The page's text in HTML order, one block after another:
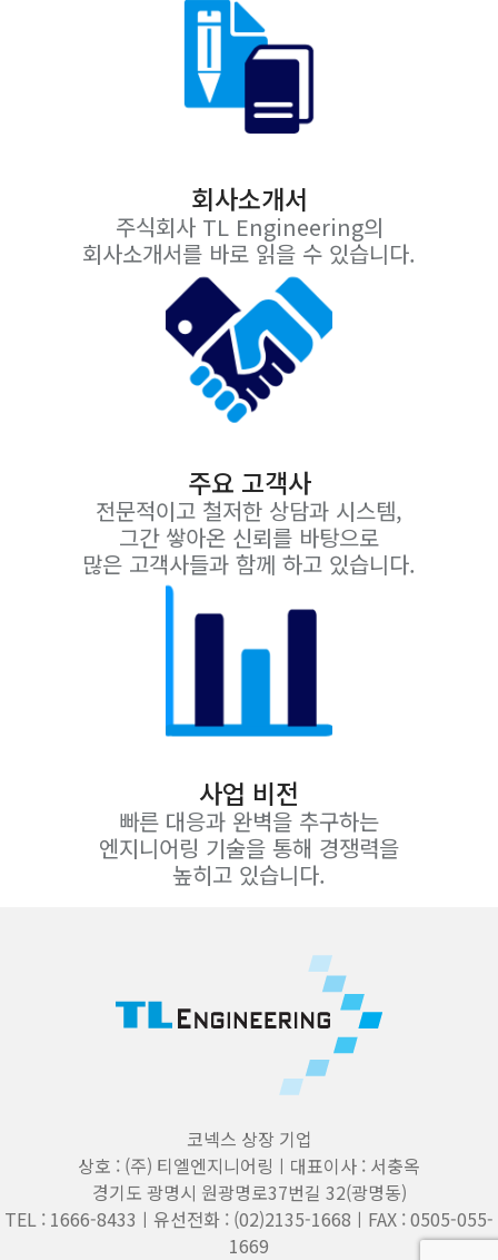
회사소개서
주식회사 TL Engineering의
회사소개서를 바로 읽을 수 있습니다.
주요 고객사
전문적이고 철저한 상담과 시스템,
그간 쌓아온 신뢰를 바탕으로
많은 고객사들과 함께 하고 있습니다.
사업 비전
빠른 대응과 완벽을 추구하는
엔지니어링 기술을 통해 경쟁력을
높히고 있습니다.
코넥스 상장 기업
상호 : (주) 티엘엔지니어링ㅣ대표이사 : 서충옥
경기도 광명시 원광명로37번길 32(광명동)
TEL : 1666-8433ㅣ유선전화 : (02)2135-1668ㅣFAX : 0505-055-
1669